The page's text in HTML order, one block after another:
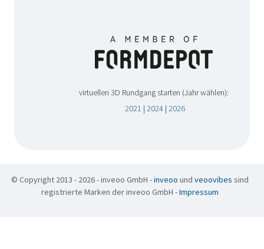
virtuellen 3D Rundgang starten (Jahr wählen):
2021 | 2024| 2026
© Copyright 2013 - 2026 - inveoo GmbH -inveoo und veoovibes sind
registrierte Marken der inveoo GmbH -Impressum